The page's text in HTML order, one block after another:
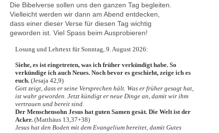
Die Bibelverse sollen uns den ganzen Tag begleiten.
Vielleicht werden wir dann am Abend entdecken,
dass einer dieser Verse für diesen Tag wichtig
geworden ist. Viel Spass beim Ausprobieren!